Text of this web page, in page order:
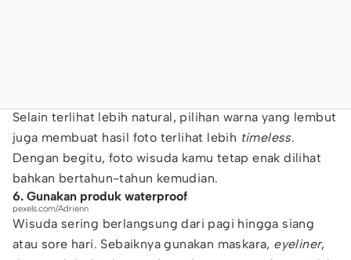
Selain terlihat lebih natural, pilihan warna yang lembut
juga membuat hasil foto terlihat lebih timeless.
Dengan begitu, foto wisuda kamu tetap enak dilihat
bahkan bertahun-tahun kemudian.
6. Gunakan produk waterproof
pexels.com/Adrienn
Wisuda sering berlangsung dari pagi hingga siang
atau sore hari. Sebaiknya gunakan maskara, eyeliner,